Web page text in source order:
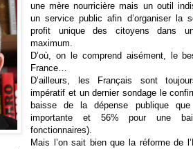
une mère nourricière mais un outil
un service public afin d’organiser la
profit unique des citoyens dans
maximum.
D’où, on le comprend aisément, le
France…
D’ailleurs, les Français sont
impératif et un dernier sondage le
baisse de la dépense publique
importante et 56% pour une
fonctionnaires).
Mais l’on sait bien que la réforme de